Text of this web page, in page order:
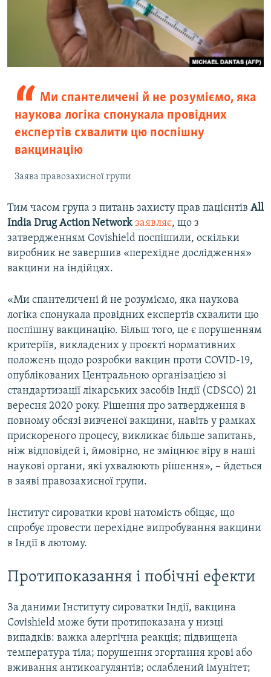
Ми спантеличені й не розуміємо, яка
наукова логіка спонукала провідних
експертів схвалити цю поспішну
вакцинацію
Заява правозахисної групи
Тим часом група з питань захисту прав пацієнтів All
India Drug Action Network заявляє, що з
затвердженням Covishield поспішили, оскільки
виробник не завершив «перехідне дослідження»
вакцини на індійцях.
«Ми спантеличені й не розуміємо, яка наукова
логіка спонукала провідних експертів схвалити цю
поспішну вакцинацію. Більш того, це є порушенням
критеріїв, викладених у проєкті нормативних
положень щодо розробки вакцин проти COVID-19,
опублікованих Центральною організацією зі
стандартизації лікарських засобів Індії (CDSCO) 21
вересня 2020 року. Рішення про затвердження в
повному обсязі вивченої вакцини, навіть у рамках
прискореного процесу, викликає більше запитань,
ніж відповідей і, ймовірно, не зміцнює віру в наші
наукові органи, які ухвалюють рішення», – йдеться
в заяві правозахисної групи.
Інститут сироватки крові натомість обіцяє, що
спробує провести перехідне випробування вакцини
в Індії в лютому.
Протипоказання і побічні ефекти
За даними Інституту сироватки Індії, вакцина
Covishield може бути протипоказана у низці
випадків: важка алергічна реакція; підвищена
температура тіла; порушення згортання крові або
вживання антикоагулянтів; ослаблений імунітет;